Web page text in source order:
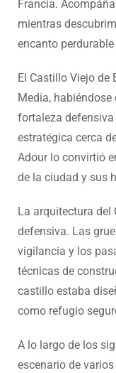
Francia.
mientras
encanto
El Castillo Viejo de
Media,
fortaleza
estratégica cerca
Adour lo convirtió
de la ciudad y sus
La arquitectura
defensiva. Las
vigilancia y los
técnicas de
castillo estaba
como refugio
A lo largo de los
escenario de